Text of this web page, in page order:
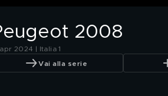
2008
apr 2024 | Italia 1
Vai alla serie